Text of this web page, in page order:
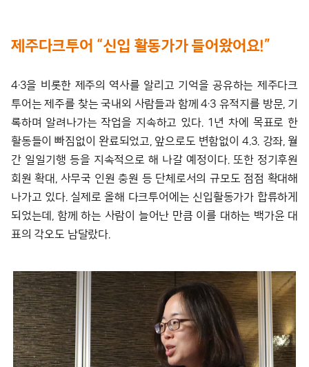
제주다크투어 “신입 활동가가 들어왔어요!”
4·3을 비롯한 제주의 역사를 알리고 기억을 공유하는 제주다크
투어는 제주를 찾는 국내외 사람들과 함께 4·3 유적지를 방문, 기
록하며 알려나가는 작업을 지속하고 있다. 1년 차에 목표로 한
활동들이 빠짐없이 완료되었고, 앞으로도 변함없이 4.3. 강좌, 월
간 일일기행 등을 지속적으로 해 나갈 예정이다. 또한 정기후원
회원 확대, 사무국 인원 충원 등 단체로서의 규모도 점점 확대해
나가고 있다. 실제로 올해 다크투어에는 신입활동가가 합류하게
되었는데, 함께 하는 사람이 늘어난 만큼 이를 대하는 백가윤 대
표의 각오도 남달랐다.